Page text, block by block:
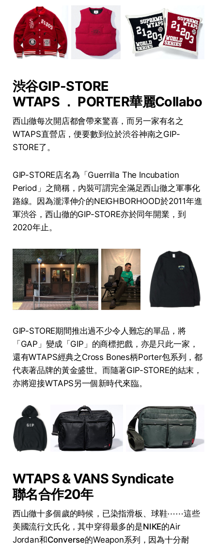
渋谷GIP-STORE
WTAPS ． PORTER華麗Collabo
西山徹每次開店都會帶來驚喜，而另一家有名之
WTAPS直營店，便要數到位於渋谷神南之GIP-
STORE了。
GIP-STORE店名為「Guerrilla The Incubation
Period」之簡稱，內裝可謂完全滿足西山徹之軍事化
路線。因為瀧澤伸介的NEIGHBORHOOD於2011年進
軍渋谷，西山徹的GIP-STORE亦於同年開業，到
2020年止。
GIP-STORE期間推出過不少令人難忘的單品，將
「GAP」變成「GIP」的商標把戲，亦是只此一家，
還有WTAPS經典之Cross Bones柄Porter包系列，都
代表著品牌的黃金盛世。而隨著GIP-STORE的結末，
亦將迎接WTAPS另一個新時代來臨。
WTAPS & VANS Syndicate
聯名合作20年
西山徹十多個歲的時候，已染指滑板、球鞋⋯⋯這些
美國流行文氏化，其中穿得最多的是NIKE的Air
Jordan和Converse的Weapon系列，因為十分耐